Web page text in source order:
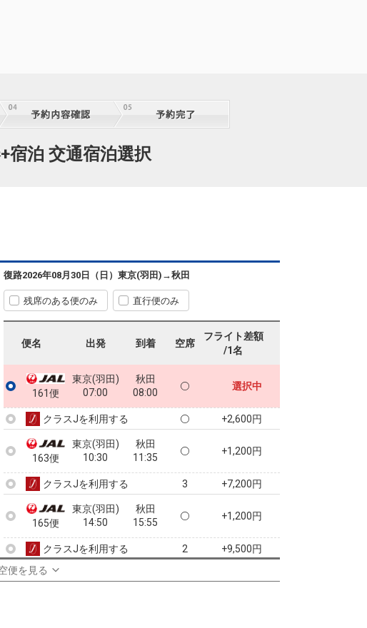
宿泊 交通宿泊選択
復路2026年08月30日（日） 東京(羽田) →秋田
残席のある便のみ 直行便のみ
便名 出発 到着 空席
フライト差額
/1名
161便
東京(羽田)
07:00
秋田
08:00
選択中
クラスJを利用する +2,600円
163便
東京(羽田)
10:30
秋田
11:35
+1,200円
クラスJを利用する 3 +7,200円
165便
東京(羽田)
14:50
秋田
15:55
+1,200円
クラスJを利用する 2 +9,500円
+6,900円
便を見る